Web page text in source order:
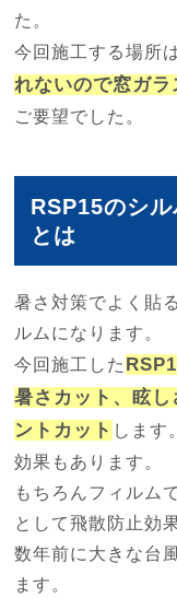
た。
今回施工する場所
れないので窓ガ
ご要望でした。
RSP15のシ
とは
暑さ対策でよく貼
ルムになります。
今回施工した
暑さカット、眩
ントカット します
効果もあります。
もちろんフィルム
として飛散防止効
数年前に大きな台
ます。